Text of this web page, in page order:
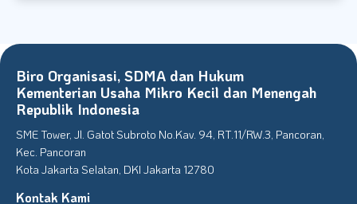
Biro Organisasi, SDMA dan Hukum
Kementerian Usaha Mikro Kecil dan Menengah
Republik Indonesia
SME Tower, Jl. Gatot Subroto No.Kav. 94, RT.11/RW.3, Pancoran,
Kec. Pancoran
Kota Jakarta Selatan, DKI Jakarta 12780
Kontak Kami